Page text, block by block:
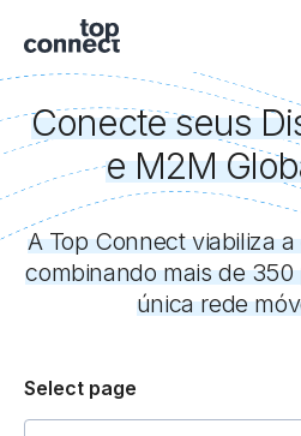
Conecte seus
e M2M
A Top Connect viabiliza
combinando mais de
única rede
Select page